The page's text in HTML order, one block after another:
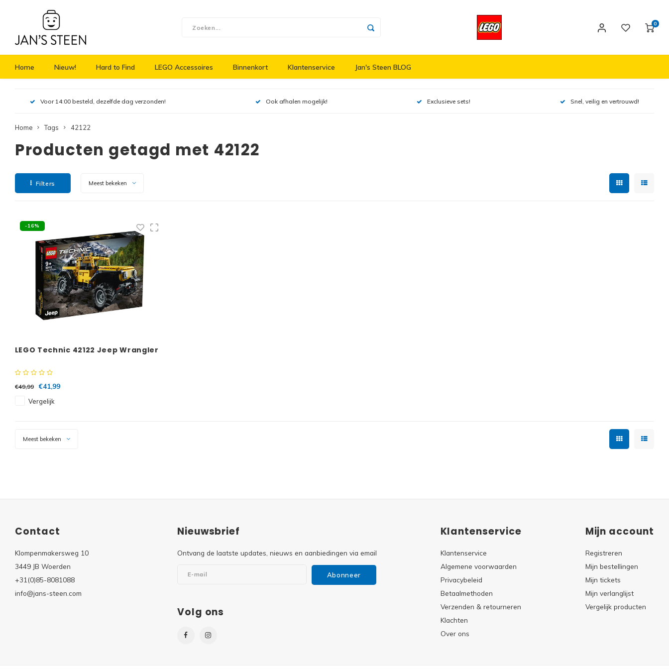
0
Home Nieuw! Hard to Find LEGO Accessoires Binnenkort Klantenservice Jan's Steen BLOG
Voor 14:00 besteld, dezelfde dag verzonden! Ook afhalen mogelijk! Exclusieve sets! Snel, veilig en vertrouwd!
Home Tags 42122
Producten getagd met 42122
Filters Meest bekeken
-16%
LEGO Technic 42122 Jeep Wrangler
€49,99
€41,99
Vergelijk
Meest bekeken
Contact
Klompenmakersweg 10
3449 JB Woerden
+31(0)85-8081088
info@jans-steen.com
Nieuwsbrief
Ontvang de laatste updates, nieuws en aanbiedingen via email
Abonneer
Volg ons
Klantenservice
Klantenservice
Algemene voorwaarden
Privacybeleid
Betaalmethoden
Verzenden & retourneren
Klachten
Over ons
Mijn account
Registreren
Mijn bestellingen
Mijn tickets
Mijn verlanglijst
Vergelijk producten